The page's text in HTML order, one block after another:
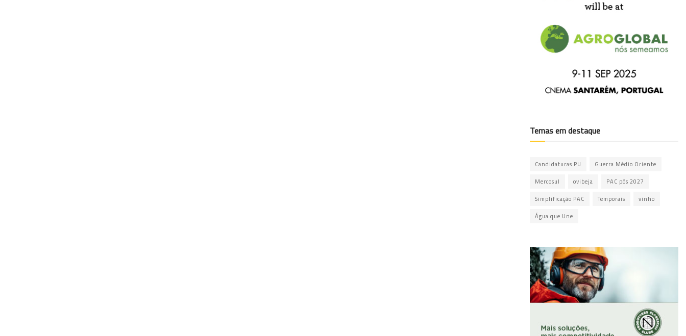
Temas em destaque
Candidaturas PU Guerra Médio Oriente
Mercosul ovibeja PAC pós 2027
Simplificação PAC Temporais vinho
Água que Une